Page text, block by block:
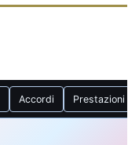
Accordi Prestazioni